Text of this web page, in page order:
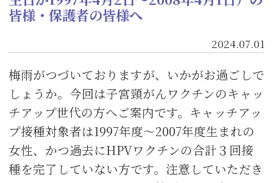
皆様・保護者の皆様へ
2024.07.01
梅雨がつづいておりますが、いかがお過ごしで
しょうか。今回は子宮頸がんワクチンのキャッ
チアップ世代の方へご案内です。キャッチアッ
プ接種対象者は1997年度～2007年度生まれの
女性、かつ過去にHPVワクチンの合計３回接
種を完了していない方です。注意していただき